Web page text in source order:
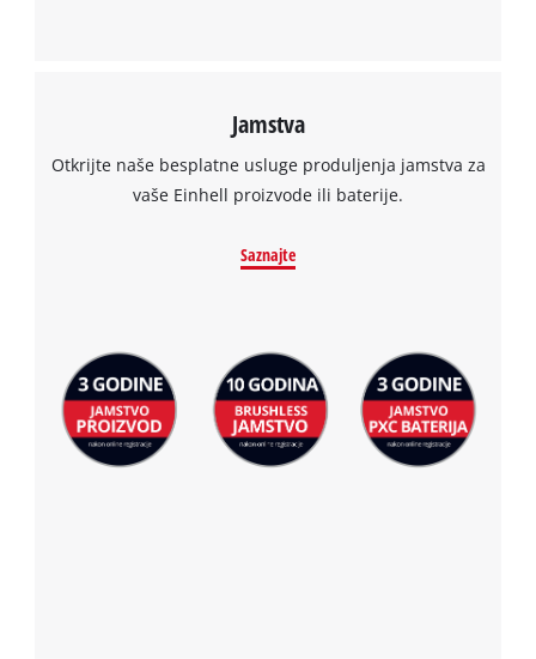
Jamstva
Otkrijte naše besplatne usluge produljenja jamstva za
vaše Einhell proizvode ili baterije.
Saznajte